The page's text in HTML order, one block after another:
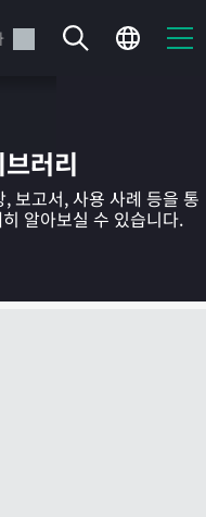
있습니다
러리
보고서, 사용 사례 등을 통
알아보실 수 있습니다.